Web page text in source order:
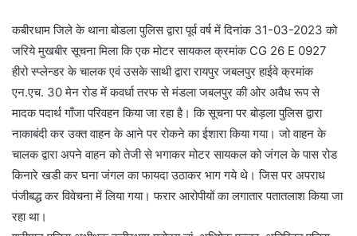
कबीरधाम जिले के थाना बोडला पुलिस द्वारा पूर्व वर्ष में दिनांक 31-03-2023 को
जरिये मुखबीर सूचना मिला कि एक मोटर सायकल क्रमांक CG 26 E 0927
हीरो स्प्लेन्डर के चालक एवं उसके साथी द्वारा रायपुर जबलपुर हाईवे क्रमांक
एन.एच. 30 मेन रोड में कवर्धा तरफ से मंडला जबलपुर की ओर अवैध रूप से
मादक पदार्थ गाँजा परिवहन किया जा रहा है। कि सूचना पर बोड़ला पुलिस द्वारा
नाकाबंदी कर उक्त वाहन के आने पर रोकने का ईशारा किया गया। जो वाहन के
चालक द्वारा अपने वाहन को तेजी से भगाकर मोटर सायकल को जंगल के पास रोड
किनारे खडी कर घना जंगल का फायदा उठाकर भाग गये थे। जिस पर अपराध
पंजीबद्ध कर विवेचना में लिया गया। फरार आरोपीयों का लगातार पतातलाश किया जा
रहा था।